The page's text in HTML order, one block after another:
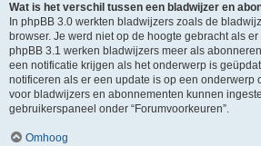
Wat is het verschil tussen een bladwijzer en
In phpBB 3.0 werkten bladwijzers zoals de
browser. Je werd niet op de hoogte gebracht als
phpBB 3.1 werken bladwijzers meer als
een notificatie krijgen als het onderwerp is
notificeren als er een update is op een onderwerp
voor bladwijzers en abonnementen kunnen
gebruikerspaneel onder “Forumvoorkeuren”.
Omhoog